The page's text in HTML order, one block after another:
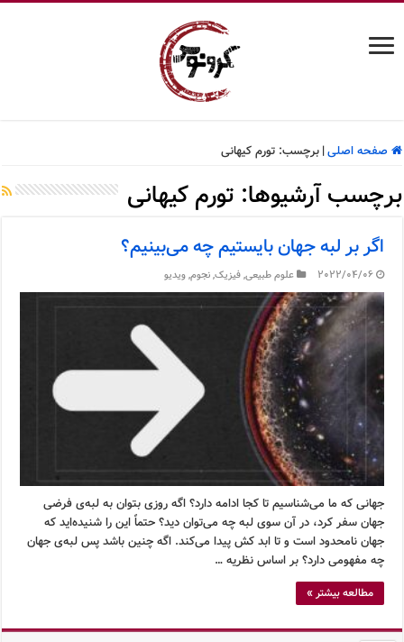
صفحه اصلی| برچسب:تورم کیهانی
برچسب آرشیوها: تورم کیهانی
اگر بر لبه جهان بایستیم چه می‌بینیم؟
2022/04/06 علوم طبیعی,فیزیک,نجوم,ویدیو
جهانی که ما می‌شناسیم تا کجا ادامه دارد؟ اگه روزی بتوان به لبه‌ی فرضی
جهان سفر کرد، در آن سوی لبه چه می‌توان دید؟ حتماً این را شنیده‌اید که
جهان نامحدود است و تا ابد کش پیدا می‌کند. اگه چنین باشد پس لبه‌ی جهان
چه مفهومی دارد؟ بر اساس نظریه …
مطالعه بیشتر »